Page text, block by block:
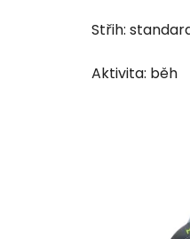
Střih:
Aktivita: běh